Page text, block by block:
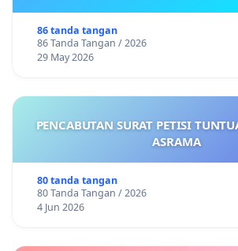
86 tanda tangan
86 Tanda Tangan / 2026
29 May 2026
PENCABUTAN SURAT PETISI
ASRAMA
80 tanda tangan
80 Tanda Tangan / 2026
4 Jun 2026